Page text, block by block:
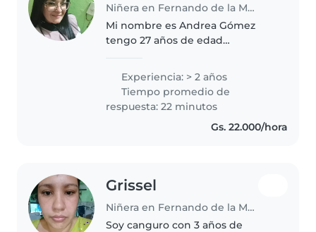
Niñera en Fernando de la Mora
Mi nombre es Andrea Gómez
tengo 27 años de edad
farmacia actualmente Aparte de
eso estoy en la estación de
bomberos Soy una chica que
busca un lugar en donde..
Experiencia: > 2 años
Tiempo promedio de
respuesta: 22 minutos
Gs. 22.000/hora
Grissel
Niñera en Fernando de la Mora
Soy canguro con 3 años de